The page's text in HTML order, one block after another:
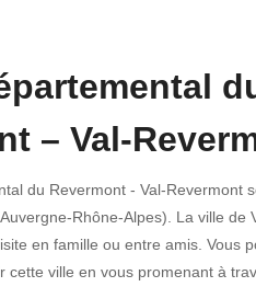
– Val-
du Revermont - Val-Revermont
Rhône-Alpes). La ville de
en famille ou entre amis. Vous
cette ville en vous promenant à